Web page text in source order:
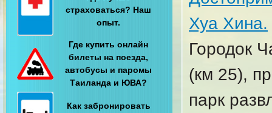
страховаться? Наш
опыт.
Где купить онлайн
билеты на поезда,
автобусы и паромы
Таиланда и ЮВА?
Как забронировать
Хуа Хина.
Городок
(км 25),
парк